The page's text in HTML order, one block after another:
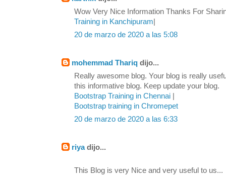
Wow Very Nice Information Thanks For
Training in Kanchipuram
20 de marzo de 2020 a las 5:08
mohemmad Thariq dijo...
Really awesome blog. Your blog is really
this informative blog. Keep update your blog.
Bootstrap Training in Chennai
Bootstrap training in Chromepet
20 de marzo de 2020 a las 6:33
riyadijo...
This Blog is very Nice and very useful to us...